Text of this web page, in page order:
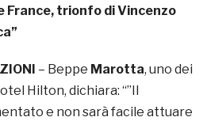
France, trionfo di Vincenzo
– Beppe Marotta, uno dei
Hilton, dichiara: “”Il
e non sarà facile attuare